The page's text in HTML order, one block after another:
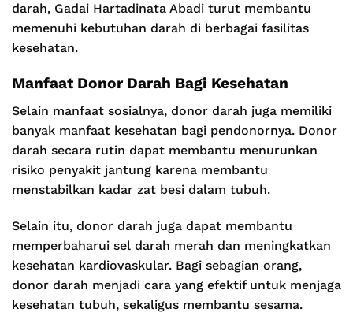
darah, Gadai Hartadinata Abadi turut membantu
memenuhi kebutuhan darah di berbagai fasilitas
kesehatan.
Manfaat Donor Darah Bagi Kesehatan
Selain manfaat sosialnya, donor darah juga memiliki
banyak manfaat kesehatan bagi pendonornya. Donor
darah secara rutin dapat membantu menurunkan
risiko penyakit jantung karena membantu
menstabilkan kadar zat besi dalam tubuh.
Selain itu, donor darah juga dapat membantu
memperbaharui sel darah merah dan meningkatkan
kesehatan kardiovaskular. Bagi sebagian orang,
donor darah menjadi cara yang efektif untuk menjaga
kesehatan tubuh, sekaligus membantu sesama.